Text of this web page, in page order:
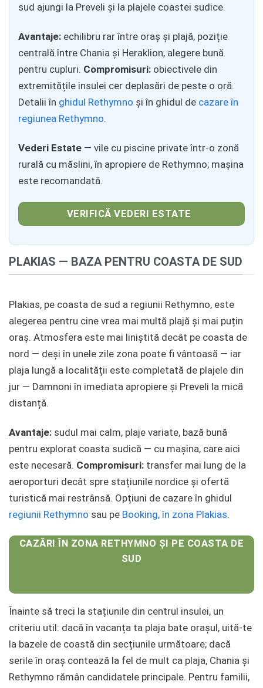
sud ajungi la Preveli și la plajele coastei sudice.
Avantaje: echilibru rar între oraș și plajă, poziție
centrală între Chania și Heraklion, alegere bună
pentru cupluri. Compromisuri: obiectivele din
extremitățile insulei cer deplasări de peste o oră.
Detalii în ghidul Rethymno și în ghidul de cazare în
regiunea Rethymno.
Vederi Estate — vile cu piscine private într-o zonă
rurală cu măslini, în apropiere de Rethymno; mașina
este recomandată.
VERIFICĂ VEDERI ESTATE
PLAKIAS — BAZA PENTRU COASTA DE SUD
Plakias, pe coasta de sud a regiunii Rethymno, este
alegerea pentru cine vrea mai multă plajă și mai puțin
oraș. Atmosfera este mai liniștită decât pe coasta de
nord — deși în unele zile zona poate fi vântoasă — iar
plaja lungă a localității este completată de plajele din
jur — Damnoni în imediata apropiere și Preveli la mică
distanță.
Avantaje: sudul mai calm, plaje variate, bază bună
pentru explorat coasta sudică — cu mașina, care aici
este necesară. Compromisuri: transfer mai lung de la
aeroporturi decât spre stațiunile nordice și ofertă
turistică mai restrânsă. Opțiuni de cazare în ghidul
regiunii Rethymno sau pe Booking, în zona Plakias.
CAZĂRI ÎN ZONA RETHYMNO ȘI PE COASTA DE
SUD
Înainte să treci la stațiunile din centrul insulei, un
criteriu util: dacă în vacanța ta plaja bate orașul, uită-te
la bazele de coastă din secțiunile următoare; dacă
serile în oraș contează la fel de mult ca plaja, Chania și
Rethymno rămân candidatele principale. Pentru familii,